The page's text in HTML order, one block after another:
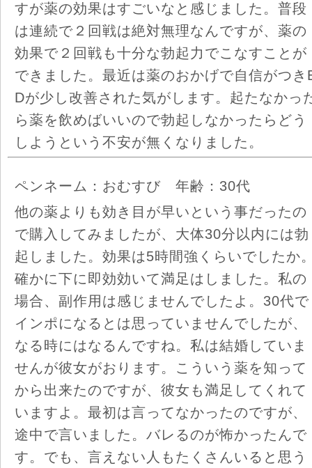
すが薬の効果はすごいなと感じました。普段
は連続で２回戦は絶対無理なんですが、薬の
効果で２回戦も十分な勃起力でこなすことが
できました。最近は薬のおかげで自信がつき
Dが少し改善された気がします。起たなかっ
ら薬を飲めばいいので勃起しなかったらどう
しようという不安が無くなりました。
ペンネーム：おむすび 年齢：30代
他の薬よりも効き目が早いという事だったの
で購入してみましたが、大体30分以内には勃
起しました。効果は5時間強くらいでしたか
確かに下に即効効いて満足はしました。私の
場合、副作用は感じませんでしたよ。30代で
インポになるとは思っていませんでしたが、
なる時にはなるんですね。私は結婚していま
せんが彼女がおります。こういう薬を知って
から出来たのですが、彼女も満足してくれて
いますよ。最初は言ってなかったのですが、
途中で言いました。バレるのが怖かったんで
す。でも、言えない人もたくさんいると思う